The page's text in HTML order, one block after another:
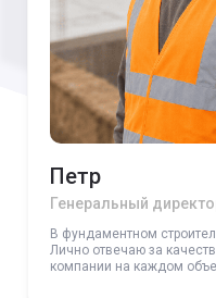
Петр
Генеральный
В фундаментном
Лично отвечаю за
компании на каждом